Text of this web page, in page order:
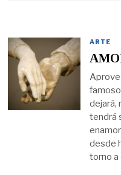
ARTE
dejará,
tendrá
desde
torno a